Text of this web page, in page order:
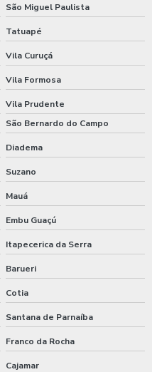
Medicamentos
Flexíveis
Alimentos
E Protetores
Setores
São Miguel Paulista
Tatuapé
Vila Curuçá
Vila Formosa
Vila Prudente
São Bernardo do Campo
Diadema
Suzano
Mauá
Embu Guaçú
Itapecerica da Serra
Barueri
Cotia
Santana de Parnaíba
Franco da Rocha
Cajamar